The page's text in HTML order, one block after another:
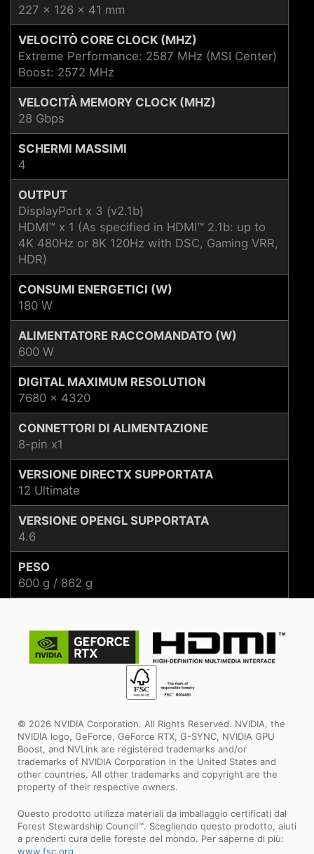
227 x 126 x 41 mm
VELOCITÒ CORE CLOCK (MHZ)
Extreme Performance: 2587 MHz (MSI Center)
Boost: 2572 MHz
VELOCITÀ MEMORY CLOCK (MHZ)
28 Gbps
SCHERMI MASSIMI
4
OUTPUT
DisplayPort x 3 (v2.1b)
HDMI™ x 1 (As specified in HDMI™ 2.1b: up to
4K 480Hz or 8K 120Hz with DSC, Gaming VRR,
HDR)
CONSUMI ENERGETICI (W)
180 W
ALIMENTATORE RACCOMANDATO (W)
600 W
DIGITAL MAXIMUM RESOLUTION
7680 x 4320
CONNETTORI DI ALIMENTAZIONE
8-pin x1
VERSIONE DIRECTX SUPPORTATA
12 Ultimate
VERSIONE OPENGL SUPPORTATA
4.6
PESO
600 g / 862 g
© 2026 NVIDIA Corporation. All Rights Reserved. NVIDIA, the
NVIDIA logo, GeForce, GeForce RTX, G-SYNC, NVIDIA GPU
Boost, and NVLink are registered trademarks and/or
trademarks of NVIDIA Corporation in the United States and
other countries. All other trademarks and copyright are the
property of their respective owners.
Questo prodotto utilizza materiali da imballaggio certificati dal
Forest Stewardship Council™. Scegliendo questo prodotto, aiuti
a prenderti cura delle foreste del mondo. Per saperne di più:
www.fsc.org